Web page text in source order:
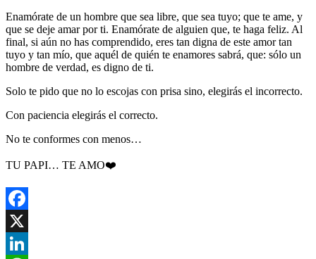
Enamórate de un hombre que sea libre, que sea tuyo; que te ame, y
que se deje amar por ti. Enamórate de alguien que, te haga feliz. Al
final, si aún no has comprendido, eres tan digna de este amor tan
tuyo y tan mío, que aquél de quién te enamores sabrá, que: sólo un
hombre de verdad, es digno de ti.
Solo te pido que no lo escojas con prisa sino, elegirás el incorrecto.
Con paciencia elegirás el correcto.
No te conformes con menos…
TU PAPI… TE AMO❤️
Facebook
X